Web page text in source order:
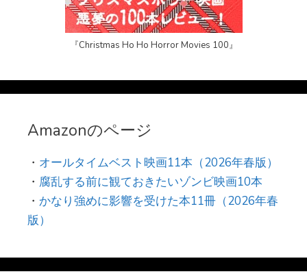
『Christmas Ho Ho Horror Movies 100』
Amazonのページ
・ オールタイムベスト映画11本（2026年春版）
・ 腐乱する前に観ておきたいゾンビ映画10本
・ かなり強めに影響を受けた本11冊（2026年春
版）